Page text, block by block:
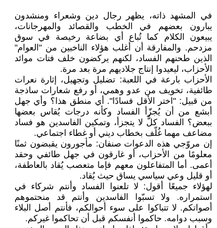
في المشهد ذاته، يظهر رجال دين وشعراء ومنشدون
يبارون بعضهم في الخطب والقصائد والمهرجانات،
يبيعون الكلام كما تُباع أي بضاعة رخيصة في سوق
مزدحم. والمفارقة أن أغلب هؤلاء الناخبين من "العوام"
الذين طحنهم الفساد، لكنهم يركضون خلف فتات موائد
الأحزاب، ليعيدوا إنتاج جلاديهم مرة بعد مرة.
الأحزاب بارعة في اللعبة: تضليل وتجهيل، إثارة نعرات
طائفية، تخويف من عدو وهمي، أو رفع شعارات ساذجة
من قبيل: "اختر الأقل فسادًا". أي منطق هذا؟ وأي جهل
أبشع من أن يُجزّأ الفساد وكأنه درجات يُقاس بعضها
ببعض؟ الفساد كلٌّ لا يتجزأ، وتمكين الفاسدين هو فساد
مضاعف مهما غُلّف بخطاب ديني أو غطاء اجتماعي.
إن مروّجي هذه الدعوات صنفان: مأجورون يقبضون ثمنًا
معلومًا من الأحزاب، أو غارقون في جهل طائفي وحقد
أعمى. أما المتفاعلون معهم فإما متعصب يُقاد بالعاطفة،
أو قليل وعي سياسي يساق حيث يُقاد.
لهؤلاء جميعًا أقول: لا تلعنوا الفساد وأنتم شركاء في
استمراره. ولا تسبّوا الفاسدين وأنتم قد منحتموهم
أصواتكم. لا تتباكوا على سوء أحوالكم، فأنتم أصل البلاء
وسبب دوامه. حاكموا أنفسكم قبل أن تحاكموا غيركم.